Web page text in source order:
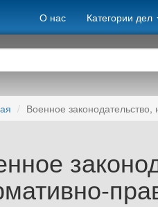
О нас Категории дел
Военное